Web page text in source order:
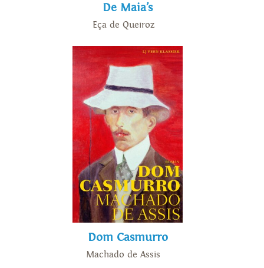
De Maia’s
Eça de Queiroz
Dom Casmurro
Machado de Assis